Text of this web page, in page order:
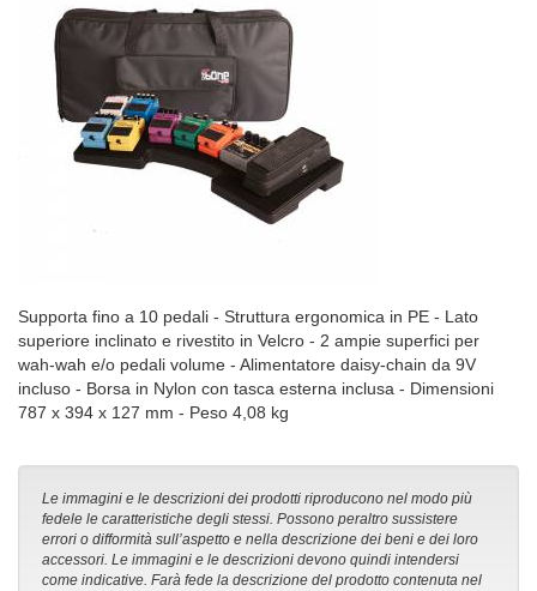
Supporta fino a 10 pedali - Struttura ergonomica in PE - Lato
superiore inclinato e rivestito in Velcro - 2 ampie superfici per
wah-wah e/o pedali volume - Alimentatore daisy-chain da 9V
incluso - Borsa in Nylon con tasca esterna inclusa - Dimensioni
787 x 394 x 127 mm - Peso 4,08 kg
Le immagini e le descrizioni dei prodotti riproducono nel modo più
fedele le caratteristiche degli stessi. Possono peraltro sussistere
errori o difformità sull’aspetto e nella descrizione dei beni e dei loro
accessori. Le immagini e le descrizioni devono quindi intendersi
come indicative. Farà fede la descrizione del prodotto contenuta nel